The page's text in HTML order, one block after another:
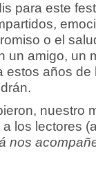
para este
o el
un amigo, un
estos años de
nuestro
los lectores
nos